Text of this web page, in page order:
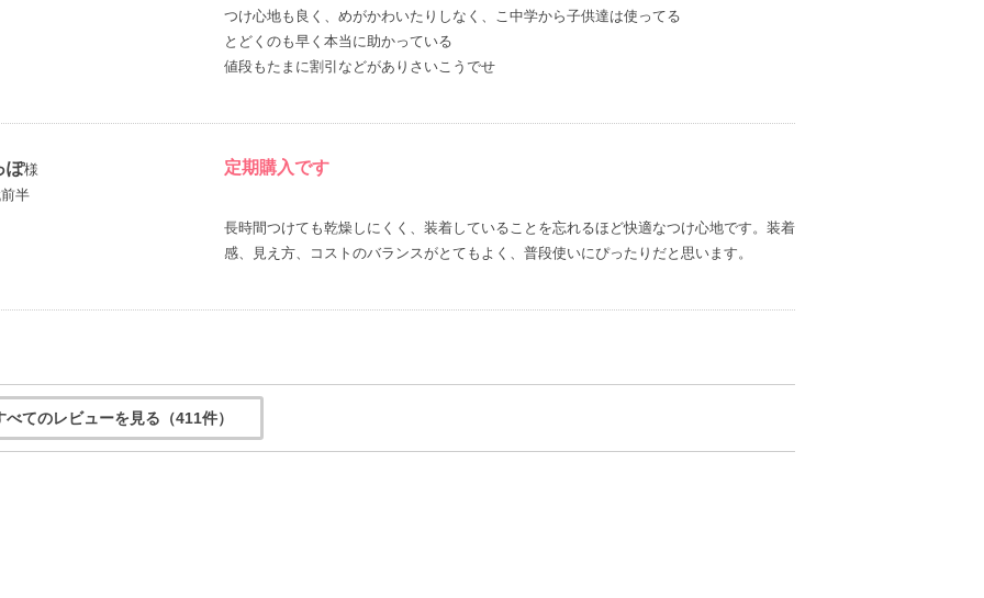
つけ心地も良く、めがかわいたりしなく、こ中学から子供達は使ってる
とどくのも早く本当に助かっている
値段もたまに割引などがありさいこうでせ
ぽ様
半
定期購入です
長時間つけても乾燥しにくく、装着していることを忘れるほど快適なつけ心地です。装着
感、見え方、コストのバランスがとてもよく、普段使いにぴったりだと思います。
べてのレビューを見る（411件）